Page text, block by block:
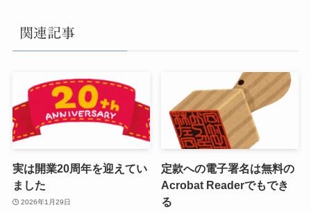
関連記事
実は開業20周年を迎えてい
ました
2026年1月29日
定款への電子署名は無料の
Acrobat Readerでもでき
る